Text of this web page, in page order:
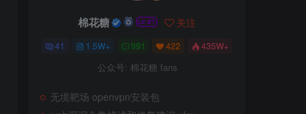
棉花糖 关注
41 1.5W+ 991 422 435W+
公众号: 棉花糖 fans
无境靶场 openvpn安装包